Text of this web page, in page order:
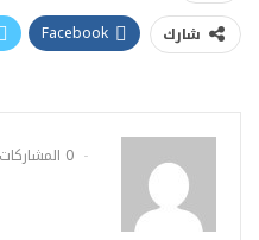
شارك Facebook
0 المشاركات